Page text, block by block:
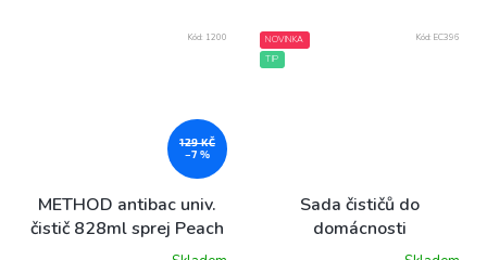
129 KČ
–7 %
METHOD antibac univ.
čistič 828ml sprej Peach
Kód: 1200
NOVINKA
TIP
Sada čističů do
domácnosti
Kód: EC396